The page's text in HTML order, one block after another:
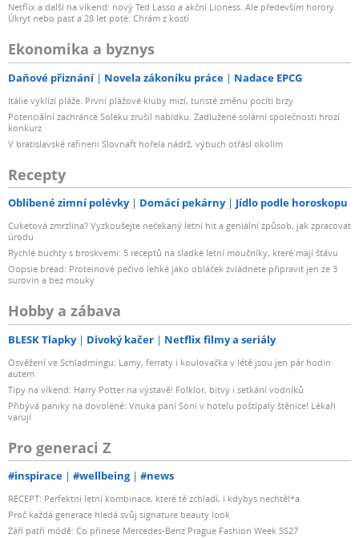
Netflix a další na víkend: nový Ted Lasso a akční Lioness. Ale především horory
Úkryt nebo past a 28 let poté: Chrám z kostí
Ekonomika a byznys
Daňové přiznání Novela zákoníku práce Nadace EPCG
Itálie vyklízí pláže. První plážové kluby mizí, turisté změnu pocítí brzy
Potenciální zachránce Soleku zrušil nabídku. Zadlužené solární společnosti hrozí
konkurz
V bratislavské rafinerii Slovnaft hořela nádrž, výbuch otřásl okolím
Recepty
Oblíbené zimní polévky Domácí pekárny Jídlo podle horoskopu
Cuketová zmrzlina? Vyzkoušejte nečekaný letní hit a geniální způsob, jak zpracovat
úrodu
Rychlé buchty s broskvemi: 5 receptů na sladké letní moučníky, které mají šťávu
Oopsie bread: Proteinové pečivo lehké jako obláček zvládnete připravit jen ze 3
surovin a bez mouky
Hobby a zábava
BLESK Tlapky Divoký kačer Netflix filmy a seriály
Osvěžení ve Schladmingu: Lamy, ferraty i koulovačka v létě jsou jen pár hodin
autem
Tipy na víkend: Harry Potter na výstavě! Folklor, bitvy i setkání vodníků
Přibývá paniky na dovolené: Vnuka paní Soni v hotelu poštípaly štěnice! Lékaři
varují
Pro generaci Z
#inspirace #wellbeing #news
RECEPT: Perfektní letní kombinace, které tě zchladí, i kdybys nechtěl*a
Proč každá generace hledá svůj signature beauty look
Září patří módě: Co přinese Mercedes-Benz Prague Fashion Week SS27